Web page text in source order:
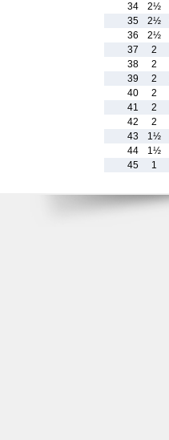
34
2½
35
2½
36
2½
37
2
38
2
39
2
40
2
41
2
42
2
43
1½
44
1½
45
1